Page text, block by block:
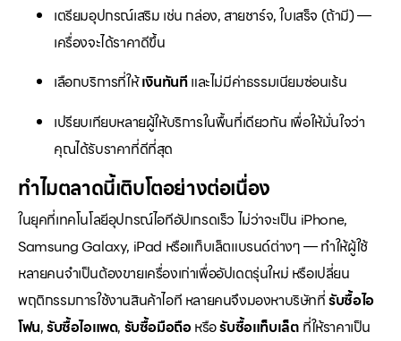
เตรียมอุปกรณ์เสริม เช่น กล่อง, สายชาร์จ, ใบเสร็จ (ถ้ามี) —
เครื่องจะได้ราคาดีขึ้น
เลือกบริการที่ให้เงินทันทีและไม่มีค่าธรรมเนียมซ่อนเร้น
เปรียบเทียบหลายผู้ให้บริการในพื้นที่เดียวกัน เพื่อให้มั่นใจว่า
คุณได้รับราคาที่ดีที่สุด
ทำไมตลาดนี้เติบโตอย่างต่อเนื่อง
ในยุคที่เทคโนโลยีอุปกรณ์ไอทีอัปเกรดเร็ว ไม่ว่าจะเป็น iPhone,
Samsung Galaxy, iPad หรือแท็บเล็ตแบรนด์ต่างๆ — ทำให้ผู้ใช้
หลายคนจำเป็นต้องขายเครื่องเก่าเพื่ออัปเดตรุ่นใหม่ หรือเปลี่ยน
พฤติกรรมการใช้งานสินค้าไอที หลายคนจึงมองหาบริษัทที่รับซื้อไอ
โฟน,รับซื้อไอแพด, รับซื้อมือถือหรือรับซื้อแท็บเล็ต ที่ให้ราคาเป็น